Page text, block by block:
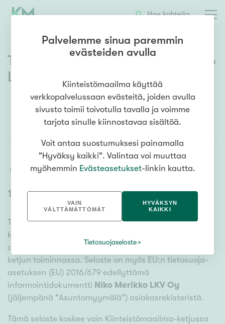
Hae kohteita
Tietosuojaseloste – Niko Merikko
LKV Oy
Suomeksi In English På Svenska
Tulosta
1 Yleistä
Tässä selosteessa kuvataan, miten asiakastietoja
käsitellään Kiinteistömaailma-ketjun
asuntomyymälässä ja yleisesti Kiinteistömaailma-
ketjun toiminnassa. Seloste on myös EU:n tietosuoja-
asetuksen (EU) 2016/679 edellyttämä
informointidokumentti Niko Merikko LKV Oy
(jäljempänä "Asuntomyymälä") asiakasrekisteristä.
Tämä seloste koskee vain Kiinteistömaailma-ketjussa
Palvelemme sinua paremmin
evästeiden avulla
Kiinteistömaailma käyttää
verkkopalvelussaan evästeitä, joiden avulla
sivusto toimii toivotulla tavalla ja voimme
tarjota sinulle kiinnostavaa sisältöä.
Voit antaa suostumuksesi painamalla
"Hyväksy kaikki". Valintaa voi muuttaa
myöhemmin Evästeasetukset-linkin kautta.
VAIN
VÄLTTÄMÄTTÖMÄT
HYVÄKSYN
KAIKKI
Tietosuojaseloste